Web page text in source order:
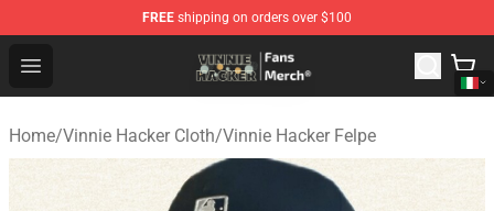
FREE shipping on orders over $100
Open menu
Vinnie Hacker Store - Official Vinnie Hacker Merchandise
Home/Vinnie Hacker Cloth/Vinnie Hacker Felpe